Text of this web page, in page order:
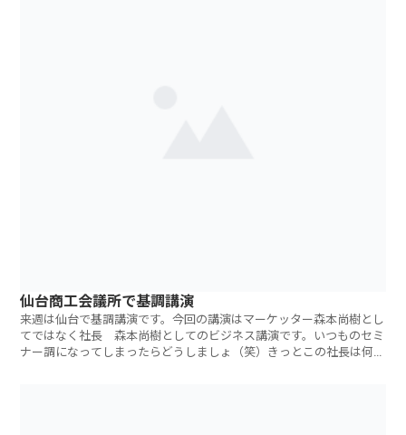
仙台商工会議所で基調講演
来週は仙台で基調講演です。今回の講演はマーケッター森本尚樹とし
てではなく社長 森本尚樹としてのビジネス講演です。いつものセミ
ナー調になってしまったらどうしましょ（笑）きっとこの社長は何者